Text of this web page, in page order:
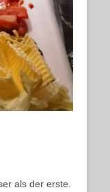
als der erste.